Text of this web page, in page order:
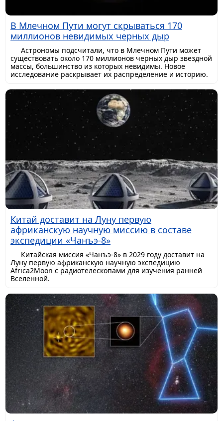
В Млечном Пути могут скрываться 170
миллионов невидимых черных дыр
Астрономы подсчитали, что в Млечном Пути может
существовать около 170 миллионов черных дыр звездной
массы, большинство из которых невидимы. Новое
исследование раскрывает их распределение и историю.
Китай доставит на Луну первую
африканскую научную миссию в составе
экспедиции «Чанъэ-8»
Китайская миссия «Чанъэ-8» в 2029 году доставит на
Луну первую африканскую научную экспедицию
Africa2Moon с радиотелескопами для изучения ранней
Вселенной.